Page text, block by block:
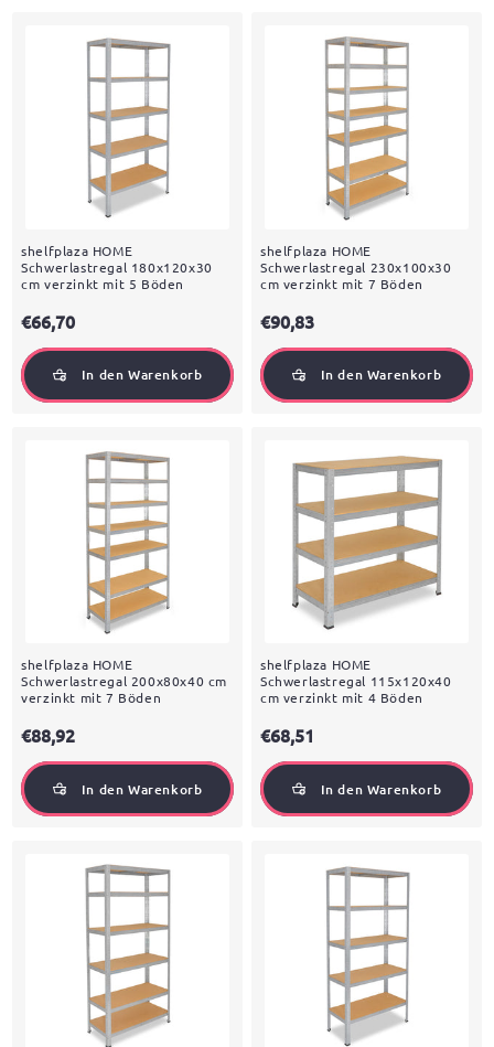
shelfplaza HOME
Schwerlastregal 180x120x30
cm verzinkt mit 5 Böden
€66,70
In den Warenkorb
shelfplaza HOME
Schwerlastregal 230x100x30
cm verzinkt mit 7 Böden
€90,83
In den Warenkorb
shelfplaza HOME
Schwerlastregal 200x80x40 cm
verzinkt mit 7 Böden
€88,92
In den Warenkorb
shelfplaza HOME
Schwerlastregal 115x120x40
cm verzinkt mit 4 Böden
€68,51
In den Warenkorb